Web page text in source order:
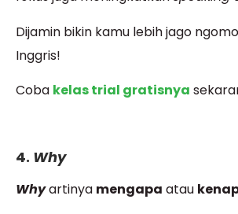
Dijamin bikin kamu lebih jago
Inggris!
Coba kelas trial gratisnya
4. Why
Whyartinya mengapa atau